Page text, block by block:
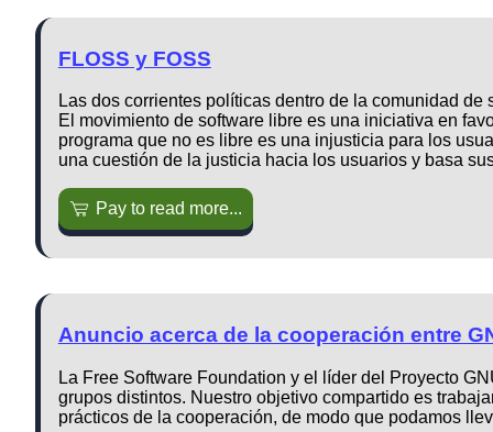
FLOSS y FOSS
Las dos corrientes políticas dentro de la comunidad
El movimiento de software libre es una iniciativa en
programa que no es libre es una injusticia para los
una cuestión de la justicia hacia los usuarios y basa
Pay to read more...
Anuncio acerca de la cooperación entre
La Free Software Foundation y el líder del Proyecto
grupos distintos. Nuestro objetivo compartido es
prácticos de la cooperación, de modo que podamos